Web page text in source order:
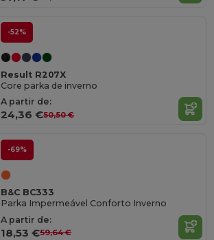
-52%
Result R207X
Core parka de inverno
A partir de:
24,36 €50,50 €
-69%
B&C BC333
Parka Impermeável Conforto Inverno
A partir de:
18,53 €59,64 €